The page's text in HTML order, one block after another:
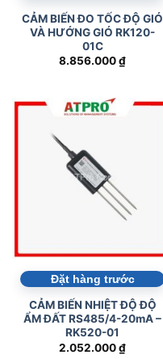
CẢM BIẾN ĐO TỐC ĐỘ GIÓ
VÀ HƯỚNG GIÓ RK120-
01C
8.856.000₫
Đặt hàng trước
CẢM BIẾN NHIỆT ĐỘ ĐỘ
ẨM ĐẤT RS485/4-20mA –
RK520-01
2.052.000₫